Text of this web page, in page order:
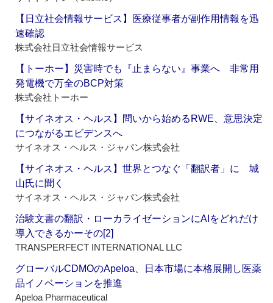
【日立社会情報サービス】医療従事者が副作用情報を迅
速確認
株式会社日立社会情報サービス
【トーホー】災害時でも『止まらない』事業へ 非常用
発電機で万全のBCP対策
株式会社トーホー
【サイネオス・ヘルス】問いから始めるRWE、意思決定
につながるエビデンスへ
サイネオス・ヘルス・ジャパン株式会社
【サイネオス・ヘルス】世界とつなぐ「翻訳者」に 城
山氏に聞く
サイネオス・ヘルス・ジャパン株式会社
治験文書の翻訳・ローカライゼーションにAIをどれだけ
導入できるかーその[2]
TRANSPERFECT INTERNATIONAL LLC
グローバルCDMOのApeloa、日本市場に本格展開し医薬
品イノベーションを推進
Apeloa Pharmaceutical